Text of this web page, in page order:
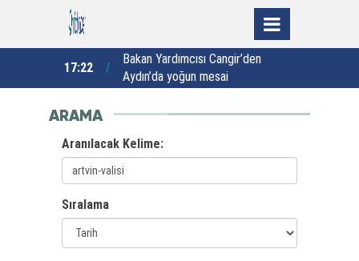
17:22
Bakan Yardımcısı Cangir’den
Aydın’da yoğun mesai
ARAMA
Aranılacak Kelime:
Sıralama